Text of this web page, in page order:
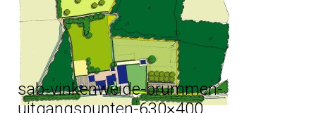
sab-vinkenweide-brummen-
uitgangspunten-630×400